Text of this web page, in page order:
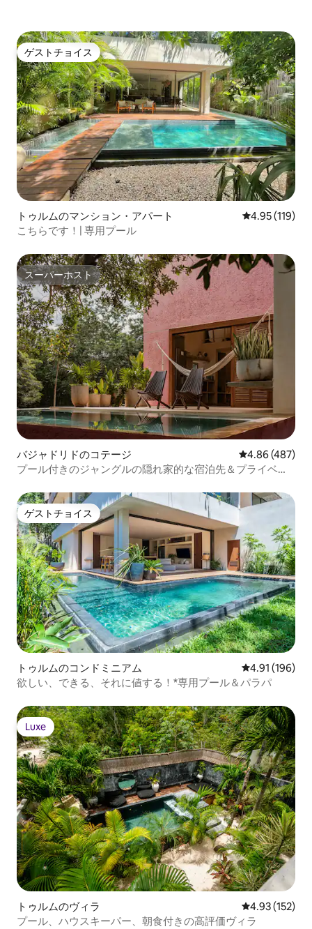
ゲストチョイス
ゲストチョイス
トゥルムのマンション・アパート レビュー119
4.95 (119)
こちらです！| 専用プール
スーパーホスト
スーパーホスト
バジャドリドのコテージ レビュー487
4.86 (487)
プール付きのジャングルの隠れ家的な宿泊先＆プライベー
ゲストチョイス
ゲストチョイス
トゥルムのコンドミニアム レビュー196
4.91 (196)
欲しい、できる、それに値する！*専用プール＆パラパ
Luxe
Luxe
トゥルムのヴィラ レビュー152
4.93 (152)
プール、ハウスキーパー、朝食付きの高評価ヴィラ